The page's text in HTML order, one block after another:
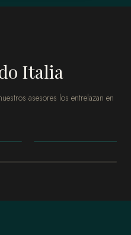
Italia
asesores los entrelazan en